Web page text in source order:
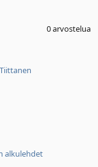
0 arvostelua
alkulehdet